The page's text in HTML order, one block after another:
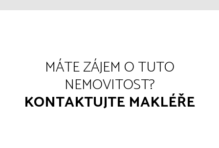
MÁTE ZÁJEM O TUTO
NEMOVITOST?
KONTAKTUJTE MAKLÉŘE